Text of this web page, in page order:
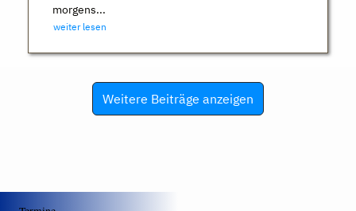
morgens...
weiter lesen
Weitere Beiträge anzeigen